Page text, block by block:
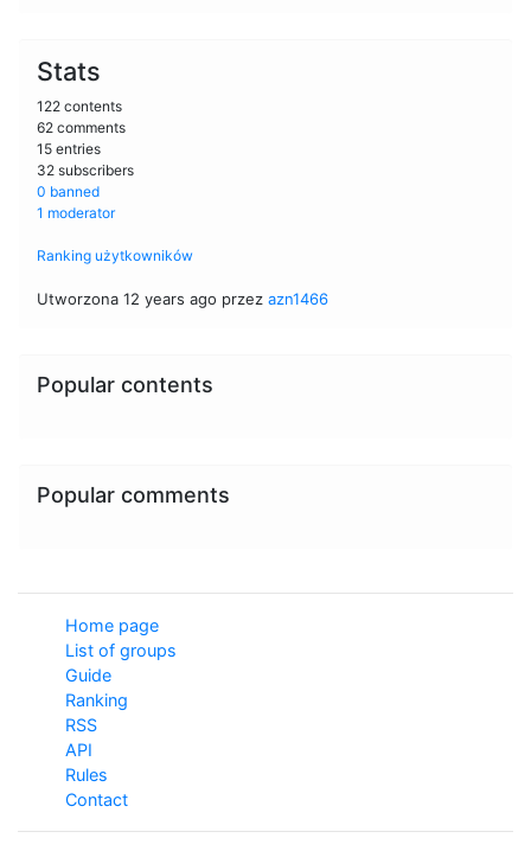
Stats
122 contents
62 comments
15 entries
32 subscribers
0 banned
1 moderator
Ranking użytkowników
Utworzona 12 years ago przez azn1466
Popular contents
Popular comments
Home page
List of groups
Guide
Ranking
RSS
API
Rules
Contact